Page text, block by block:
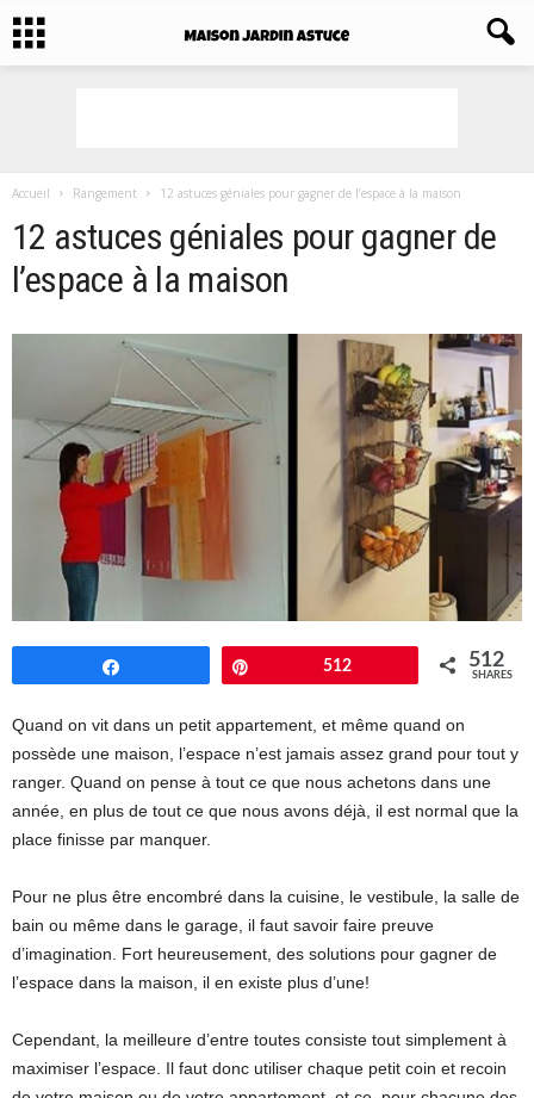
Accueil Rangement 12 astuces géniales pour gagner de l’espace à la maison
12 astuces géniales pour gagner de
l’espace à la maison
512 512
SHARES
Quand on vit dans un petit appartement, et même quand on
possède une maison, l’espace n’est jamais assez grand pour tout y
ranger. Quand on pense à tout ce que nous achetons dans une
année, en plus de tout ce que nous avons déjà, il est normal que la
place finisse par manquer.
Pour ne plus être encombré dans la cuisine, le vestibule, la salle de
bain ou même dans le garage, il faut savoir faire preuve
d’imagination. Fort heureusement, des solutions pour gagner de
l’espace dans la maison, il en existe plus d’une!
Cependant, la meilleure d’entre toutes consiste tout simplement à
maximiser l’espace. Il faut donc utiliser chaque petit coin et recoin